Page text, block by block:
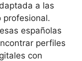
a las
profesional.
españolas
perfiles
con